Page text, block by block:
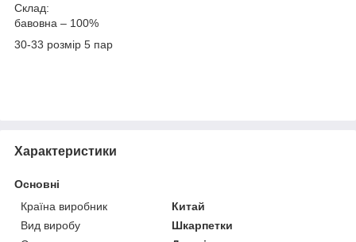
Склад:
бавовна – 100%
30-33 розмір 5 пар
Характеристики
Основні
Країна виробник
Китай
Вид виробу
Шкарпетки